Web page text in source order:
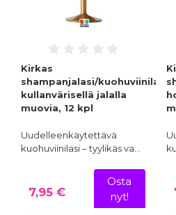
Kirkas
shampanjalasi/kuohuviinilasi
kullanvärisellä jalalla
muovia, 12 kpl
Uudelleenkäytettävä
kuohuviinilasi – tyylikäs va…
7,95 €
Osta
nyt!